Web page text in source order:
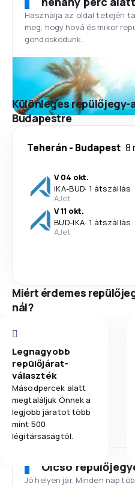
Használja az oldal tetején
meg, hogy hová és mikor
gondoskodunk.
Különleges
Budapestre
Teherán - Budapest 8
V 04 okt.
IKA-BUD· 1 átszállás
AJet
V 11 okt.
BUD-IKA· 1 átszállás
AJet
Miért érdemes
nál?
Legnagyobb
repülőjárat-
választék
Másodpercek alatt
megtaláljuk Önnek a
legjobb járatot több
mint 500
légitársaságtól.
Olcsó
Jó helyen jár. Minden nap